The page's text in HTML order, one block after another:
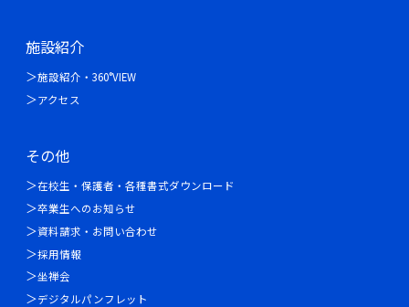
施設紹介
施設紹介・360°VIEW
アクセス
その他
在校生・保護者・各種書式ダウンロード
卒業生へのお知らせ
資料請求・お問い合わせ
採用情報
坐禅会
デジタルパンフレット